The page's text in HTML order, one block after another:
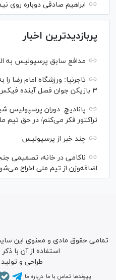
ابراهیم صادقی دوباره روی
پربازدیدترین اخبار
مدافع سابق پرسپولیس به
تاجرنیا: ورزشگاه امام رضا
۳ بازیکن جوان فصل آینده فیکس ترکیب می‌شوند
پانادیچ: دوران پرسپولیس
تراکتور فکر می‌کنم/ در حق تیم
چند خبر از پرسپولیس
ناکامی در خانه، تصمیمی
اضافه‌وزن از تیم ملی اخراج
تمامی حقوق مادی و معنوی این
استفاده از آن با
طراحی و تولید
پیوندها تماس با ما درباره ما